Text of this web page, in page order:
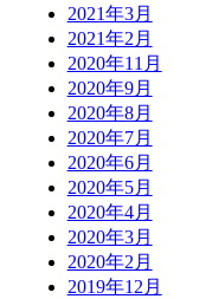
2021年3月
2021年2月
2020年11月
2020年9月
2020年8月
2020年7月
2020年6月
2020年5月
2020年4月
2020年3月
2020年2月
2019年12月